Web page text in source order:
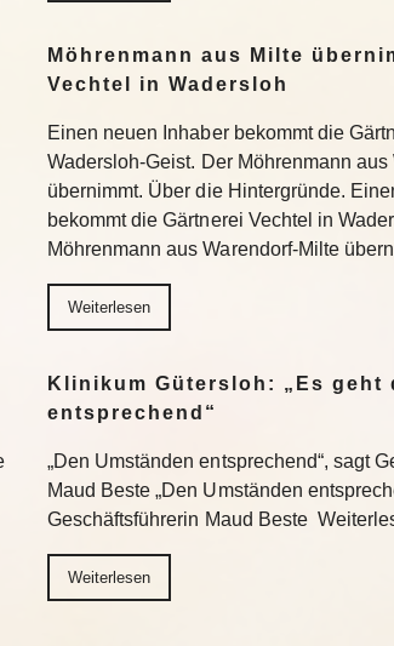
Möhrenmann aus Milte
Vechtel in Wadersloh
Einen neuen Inhaber bekommt die
Wadersloh-Geist. Der Möhrenmann aus
übernimmt. Über die Hintergründe.
bekommt die Gärtnerei Vechtel in
Möhrenmann aus Warendorf-Milte
Weiterlesen
Klinikum Gütersloh: „Es geht
entsprechend“
„Den Umständen entsprechend“, sagt
Maud Beste „Den Umständen
Geschäftsführerin Maud Beste
Weiterlesen